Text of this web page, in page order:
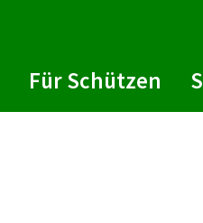
Für Schützen